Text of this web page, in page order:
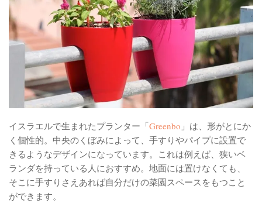
イスラエルで生まれたプランター「Greenbo 」は、形がとにか
く個性的。中央のくぼみによって、手すりやパイプに設置で
きるようなデザインになっています。これは例えば、狭いベ
ランダを持っている人におすすめ。地面には置けなくても、
そこに手すりさえあれば自分だけの菜園スペースをもつこと
ができます。